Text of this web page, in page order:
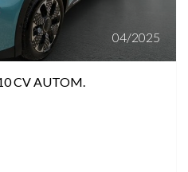
04/2025
CV AUTOM.